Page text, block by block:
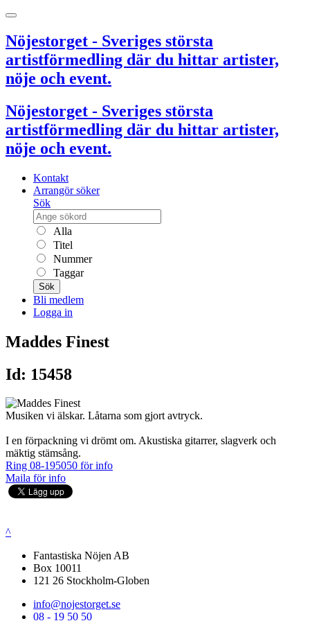
Nöjestorget - Sveriges största
artistförmedling där du hittar artister,
nöje och event.
Nöjestorget - Sveriges största
artistförmedling där du hittar artister,
nöje och event.
Kontakt
Arrangör söker
Sök
Alla
Titel
Nummer
Taggar
Sök
Bli medlem
Logga in
Maddes Finest
Id: 15458
Musiken vi älskar. Låtarna som gjort avtryck.
I en förpackning vi drömt om. Akustiska gitarrer, slagverk och
mäktig stämsång.
Ring 08-195050 för info
Maila för info
^
Fantastiska Nöjen AB
Box 10011
121 26 Stockholm-Globen
info@nojestorget.se
08 - 19 50 50